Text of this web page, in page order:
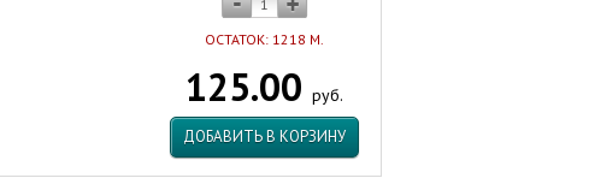
ОСТАТОК: 1218 М.
125.00 руб.
ДОБАВИТЬ В КОРЗИНУ